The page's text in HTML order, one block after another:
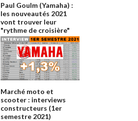
Paul Goulm (Yamaha) :
les nouveautés 2021
vont trouver leur
"rythme de croisière"
Marché moto et
scooter : interviews
constructeurs (1er
semestre 2021)